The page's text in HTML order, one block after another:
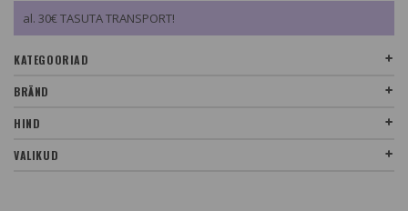
al. 30€ TASUTA TRANSPORT!
KATEGOORIAD
BRÄND
HIND
VALIKUD